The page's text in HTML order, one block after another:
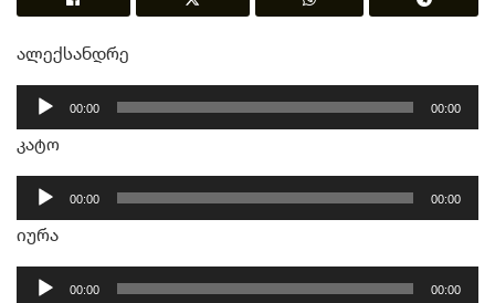
ალექსანდრე
აუდიო
დამკვრელი
00:00 00:00
კატო
აუდიო
დამკვრელი
00:00 00:00
იურა
აუდიო00:00 00:00